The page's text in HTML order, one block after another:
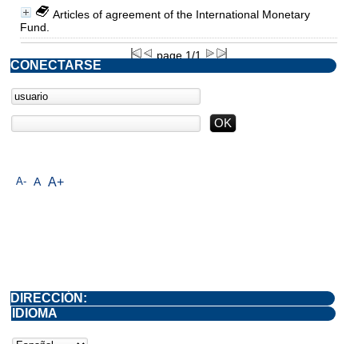
Articles of agreement of the International Monetary
Fund.
page 1/1
A- A A+
CONECTARSE
DIRECCIÓN:
IDIOMA